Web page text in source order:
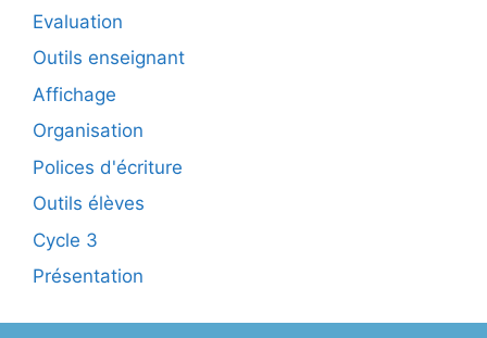
Evaluation
Outils enseignant
Affichage
Organisation
Polices d'écriture
Outils élèves
Cycle 3
Présentation